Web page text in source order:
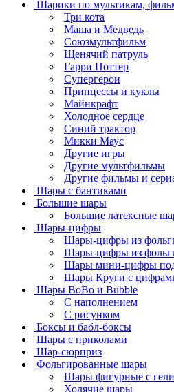
Шарики по мультикам,
Три кота
Маша и Медведь
Союзмультфильм
Щенячий патруль
Гарри Поттер
Супергерои
Принцессы и куклы
Майнкрафт
Холодное сердце
Синий трактор
Микки Маус
Другие игры
Другие мультфильмы
Другие фильмы и
Шары с бантиками
Большие шары
Большие латексные
Шары-цифры
Шары-цифры из
Шары-цифры из
Шары мини-цифры
Шары Круги с
Шары BoBo и Bubble
С наполнением
С рисунком
Боксы и бабл-боксы
Шары с приколами
Шар-сюрприз
Фольгированные шары
Шары фигурные с
Ходячие шары